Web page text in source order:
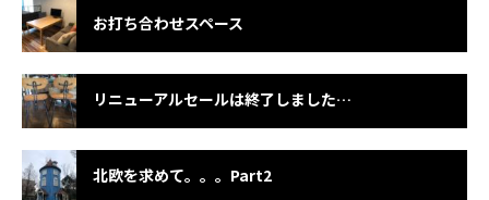
お打ち合わせスペース
リニューアルセールは終了しましたが・・・
北欧を求めて。。。Part2